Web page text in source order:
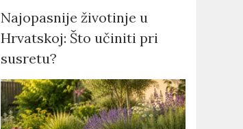
Najopasnije životinje u
Hrvatskoj: Što učiniti pri
susretu?